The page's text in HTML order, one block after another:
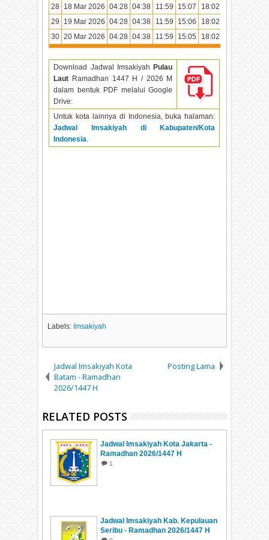
28 18 Mar 2026 04:28 04:38 11:59 15:07 18:02
19:10
29
19 Mar 2026 04:28 04:38 11:59 15:06 18:02
19:10
30 20 Mar 2026 04:28 04:38 11:59 15:05 18:02 19:10
Download Jadwal ImsakiyahPulau
Laut Ramadhan 1447 H / 2026 M
dalam bentuk PDF melalui Google
Drive:
Untuk kota lainnya di Indonesia, buka halaman:
Jadwal Imsakiyah di Kabupaten/Kota
Indonesia
Labels: Imsakiyah
Jadwal Imsakiyah Kota
Batam - Ramadhan
2026/1447 H
Posting Lama
RELATED POSTS
Jadwal Imsakiyah Kota Jakarta -
Ramadhan 2026/1447 H
1
Jadwal Imsakiyah Kab. Kepulauan
Seribu - Ramadhan 2026/1447 H